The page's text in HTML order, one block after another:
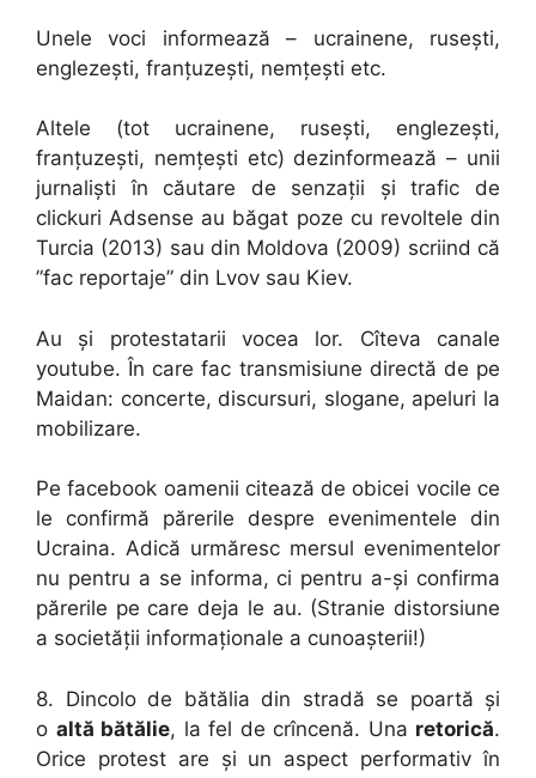
Unele voci informează – ucrainene, rusești,
englezești, franțuzești, nemțești etc.
Altele (tot ucrainene, rusești, englezești,
franțuzești, nemțești etc) dezinformează – unii
jurnaliști în căutare de senzații și trafic de
clickuri Adsense au băgat poze cu revoltele din
Turcia (2013) sau din Moldova (2009) scriind că
”fac reportaje” din Lvov sau Kiev.
Au și protestatarii vocea lor. Cîteva canale
youtube. În care fac transmisiune directă de pe
Maidan: concerte, discursuri, slogane, apeluri la
mobilizare.
Pe facebook oamenii citează de obicei vocile ce
le confirmă părerile despre evenimentele din
Ucraina. Adică urmăresc mersul evenimentelor
nu pentru a se informa, ci pentru a-și confirma
părerile pe care deja le au. (Stranie distorsiune
a societății informaționale a cunoașterii!)
8. Dincolo de bătălia din stradă se poartă și
o altă bătălie, la fel de crîncenă. Una retorică.
Orice protest are și un aspect performativ în